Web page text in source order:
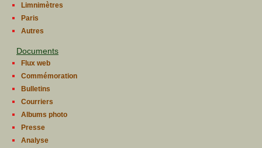
Limnimètres
Paris
Autres
Documents
Flux web
Commémoration
Bulletins
Courriers
Albums photo
Presse
Analyse